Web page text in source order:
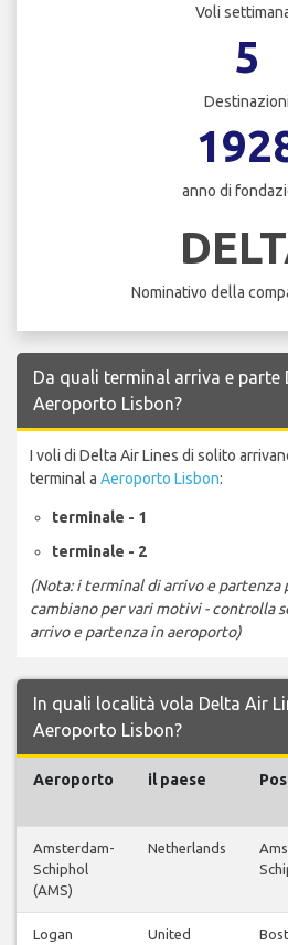
Voli
5
Destinazioni
anno di
Nominativo della
Da quali terminal arriva e parte
Aeroporto Lisbon?
I voli di Delta Air Lines di solito
terminal a Aeroporto Lisbon:
terminale - 1
terminale - 2
(Nota: i terminal di arrivo e partenza
cambiano per vari motivi - controlla
arrivo e partenza in aeroporto)
In quali località vola Delta Air
Aeroporto Lisbon?
Aeroporto il paese
Amsterdam-
Schiphol
(AMS)
Netherlands
Logan
United